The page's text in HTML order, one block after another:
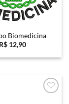
Biomedicina
R$ 12,90